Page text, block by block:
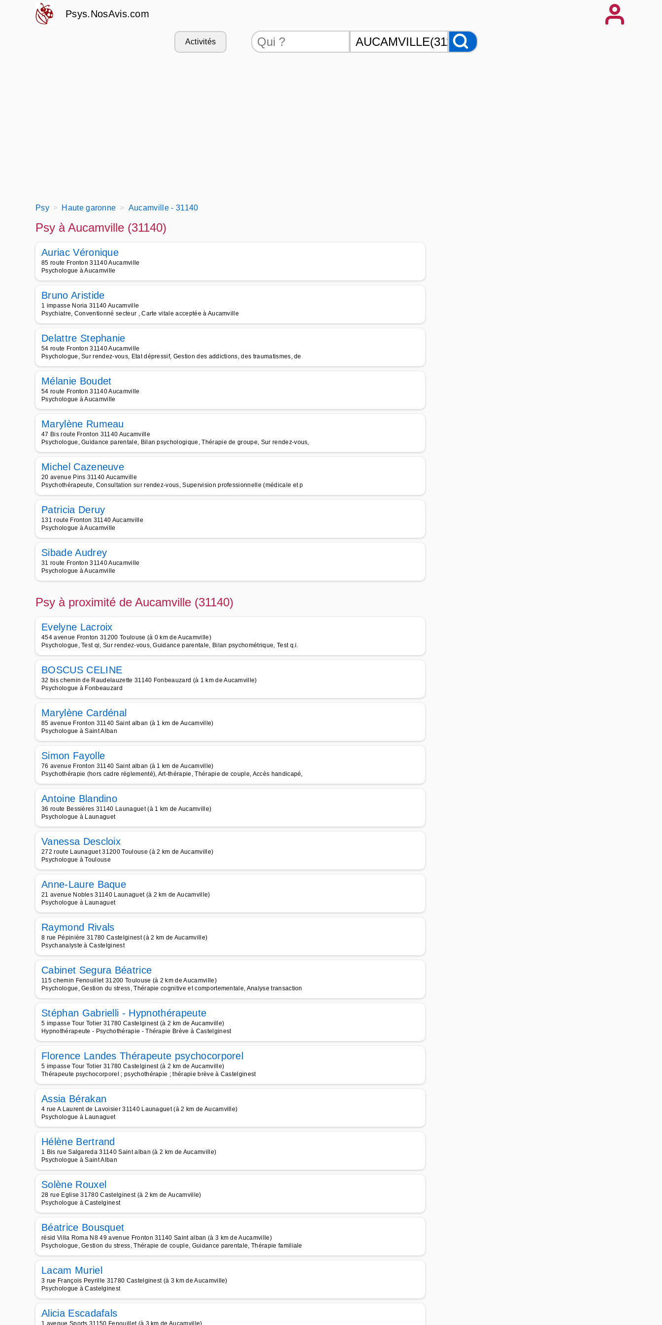
Psys.NosAvis.com
Activités
Psy Haute garonne Aucamville - 31140
Psy à Aucamville (31140)
Auriac Véronique
85 route Fronton 31140 Aucamville
Psychologue à Aucamville
Bruno Aristide
1 impasse Noria 31140 Aucamville
Psychiatre, Conventionné secteur , Carte vitale acceptée à Aucamville
Delattre Stephanie
54 route Fronton 31140 Aucamville
Psychologue, Sur rendez-vous, Etat dépressif, Gestion des addictions, des traumatismes, de
Mélanie Boudet
54 route Fronton 31140 Aucamville
Psychologue à Aucamville
Marylène Rumeau
47 Bis route Fronton 31140 Aucamville
Psychologue, Guidance parentale, Bilan psychologique, Thérapie de groupe, Sur rendez-vous,
Michel Cazeneuve
20 avenue Pins 31140 Aucamville
Psychothérapeute, Consultation sur rendez-vous, Supervision professionnelle (médicale et p
Patricia Deruy
131 route Fronton 31140 Aucamville
Psychologue à Aucamville
Sibade Audrey
31 route Fronton 31140 Aucamville
Psychologue à Aucamville
Psy à proximité de Aucamville (31140)
Evelyne Lacroix
454 avenue Fronton 31200 Toulouse (à 0 km de Aucamville)
Psychologue, Test qi, Sur rendez-vous, Guidance parentale, Bilan psychométrique, Test q.i.
BOSCUS CELINE
32 bis chemin de Raudelauzette 31140 Fonbeauzard (à 1 km de Aucamville)
Psychologue à Fonbeauzard
Marylène Cardénal
85 avenue Fronton 31140 Saint alban (à 1 km de Aucamville)
Psychologue à Saint Alban
Simon Fayolle
76 avenue Fronton 31140 Saint alban (à 1 km de Aucamville)
Psychothérapie (hors cadre réglementé), Art-thérapie, Thérapie de couple, Accès handicapé,
Antoine Blandino
36 route Bessières 31140 Launaguet (à 1 km de Aucamville)
Psychologue à Launaguet
Vanessa Descloix
272 route Launaguet 31200 Toulouse (à 2 km de Aucamville)
Psychologue à Toulouse
Anne-Laure Baque
21 avenue Nobles 31140 Launaguet (à 2 km de Aucamville)
Psychologue à Launaguet
Raymond Rivals
8 rue Pépinière 31780 Castelginest (à 2 km de Aucamville)
Psychanalyste à Castelginest
Cabinet Segura Béatrice
115 chemin Fenouillet 31200 Toulouse (à 2 km de Aucamville)
Psychologue, Gestion du stress, Thérapie cognitive et comportementale, Analyse transaction
Stéphan Gabrielli - Hypnothérapeute
5 impasse Tour Totier 31780 Castelginest (à 2 km de Aucamville)
Hypnothérapeute - Psychothérapie - Thérapie Brève à Castelginest
Florence Landes Thérapeute psychocorporel
5 impasse Tour Totier 31780 Castelginest (à 2 km de Aucamville)
Thérapeute psychocorporel ; psychothérapie ; thérapie brève à Castelginest
Assia Bérakan
4 rue A Laurent de Lavoisier 31140 Launaguet (à 2 km de Aucamville)
Psychologue à Launaguet
Hélène Bertrand
1 Bis rue Salgareda 31140 Saint alban (à 2 km de Aucamville)
Psychologue à Saint Alban
Solène Rouxel
28 rue Eglise 31780 Castelginest (à 2 km de Aucamville)
Psychologue à Castelginest
Béatrice Bousquet
résid Villa Roma N8 49 avenue Fronton 31140 Saint alban (à 3 km de Aucamville)
Psychologue, Gestion du stress, Thérapie de couple, Guidance parentale, Thérapie familiale
Lacam Muriel
3 rue François Peyrille 31780 Castelginest (à 3 km de Aucamville)
Psychologue à Castelginest
Alicia Escadafals
1 avenue Sports 31150 Fenouillet (à 3 km de Aucamville)